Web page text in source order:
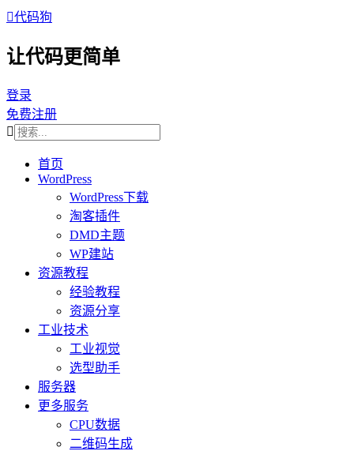
代码狗
让代码更简单
登录
免费注册

首页
WordPress
WordPress下载
淘客插件
DMD主题
WP建站
资源教程
经验教程
资源分享
工业技术
工业视觉
选型助手
服务器
更多服务
CPU数据
二维码生成